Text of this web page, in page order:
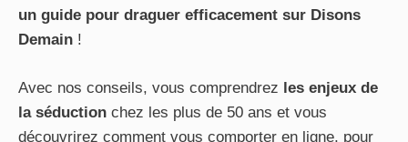
un guide pour draguer efficacement sur Disons
Demain !
Avec nos conseils, vous comprendrez les enjeux de
la séduction chez les plus de 50 ans et vous
découvrirez comment vous comporter en ligne, pour